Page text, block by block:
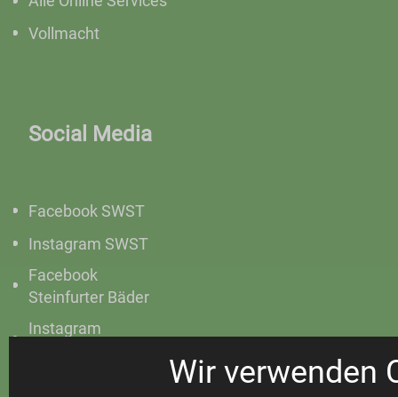
Wir verwenden
Vollmacht
Social Media
Facebook SWST
Instagram SWST
Facebook
Steinfurter Bäder
Instagram